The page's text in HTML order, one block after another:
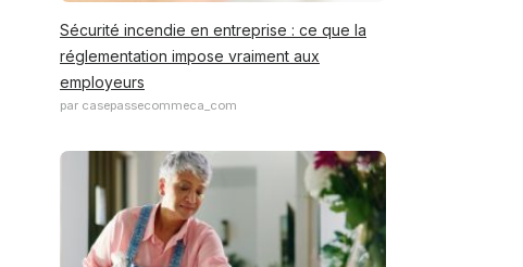
Sécurité incendie en entreprise : ce que la
réglementation impose vraiment aux
employeurs
par casepassecommeca_com